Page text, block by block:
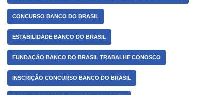
CONCURSO BANCO DO BRASIL
ESTABILIDADE BANCO DO BRASIL
FUNDAÇÃO BANCO DO BRASIL TRABALHE CONOSCO
INSCRIÇÃO CONCURSO BANCO DO BRASIL